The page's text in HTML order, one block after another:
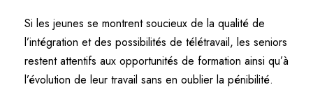
Si les jeunes se montrent soucieux de la qualité de
l’intégration et des possibilités de télétravail, les seniors
restent attentifs aux opportunités de formation ainsi qu’à
l’évolution de leur travail sans en oublier la pénibilité.